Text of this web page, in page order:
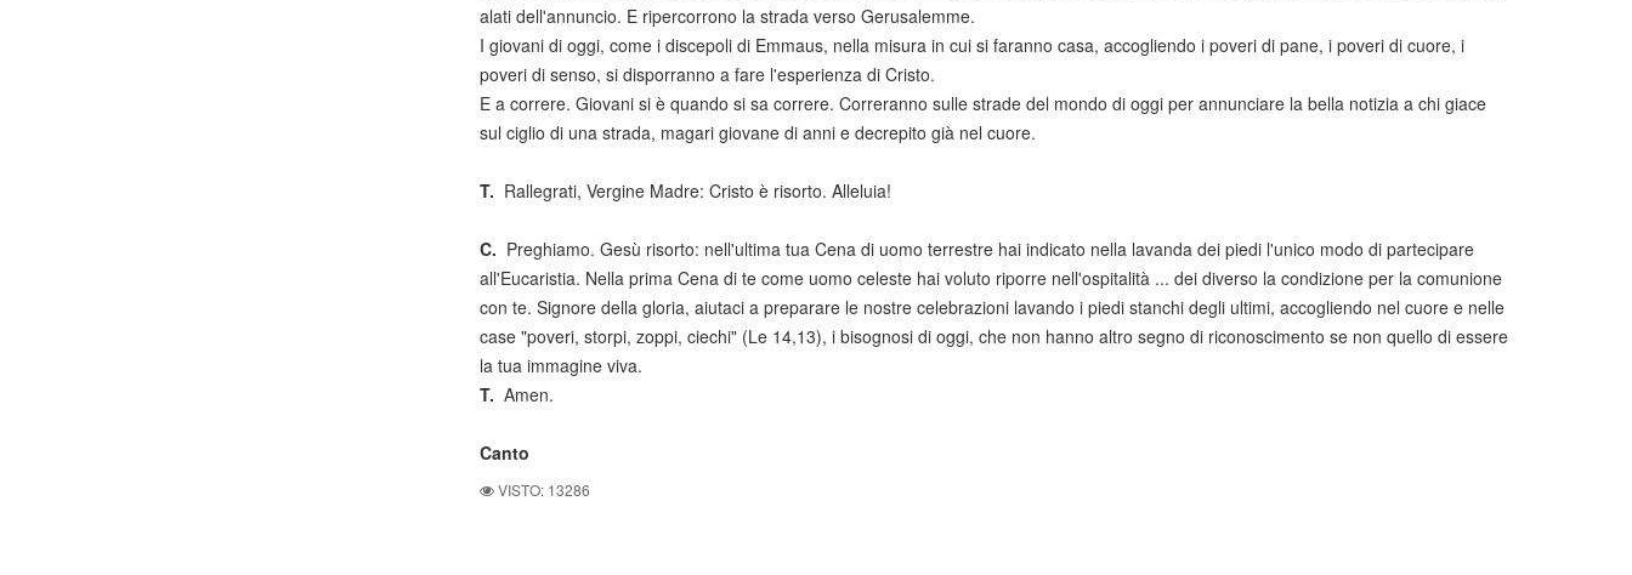
alati dell'annuncio. E ripercorrono la strada verso Gerusalemme.
I giovani di oggi, come i discepoli di Emmaus, nella misura in cui si faranno casa, accogliendo i poveri di pane, i poveri di cuore, i
poveri di senso, si disporranno a fare l'esperienza di Cristo.
E a correre. Giovani si è quando si sa correre. Correranno sulle strade del mondo di oggi per annunciare la bella notizia a chi giace
sul ciglio di una strada, magari giovane di anni e decrepito già nel cuore.
T. Rallegrati, Vergine Madre: Cristo è risorto. Alleluia!
C. Preghiamo. Gesù risorto: nell'ultima tua Cena di uomo terrestre hai indicato nella lavanda dei piedi l'unico modo di partecipare
all'Eucaristia. Nella prima Cena di te come uomo celeste hai voluto riporre nell'ospitalità ... dei diverso la condizione per la comunione
con te. Signore della gloria, aiutaci a preparare le nostre celebrazioni lavando i piedi stanchi degli ultimi, accogliendo nel cuore e nelle
case "poveri, storpi, zoppi, ciechi" (Le 14,13), i bisognosi di oggi, che non hanno altro segno di riconoscimento se non quello di essere
la tua immagine viva.
T. Amen.
Canto
VISTO: 13286